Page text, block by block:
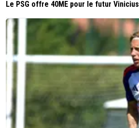
Le PSG offre 40ME pour le futur Vinicius